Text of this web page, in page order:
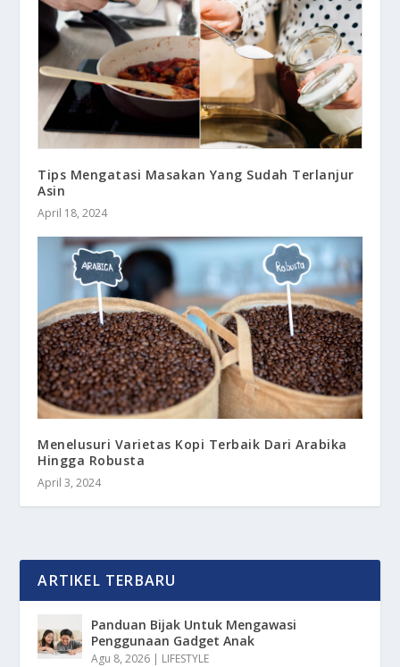
Tips Mengatasi Masakan Yang Sudah Terlanjur
Asin
April 18, 2024
Menelusuri Varietas Kopi Terbaik Dari Arabika
Hingga Robusta
April 3, 2024
ARTIKEL TERBARU
Panduan Bijak Untuk Mengawasi
Penggunaan Gadget Anak
Agu 8, 2026 | LIFESTYLE